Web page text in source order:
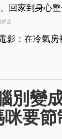
回家到身心
商店
影：在冷氣
別變
要